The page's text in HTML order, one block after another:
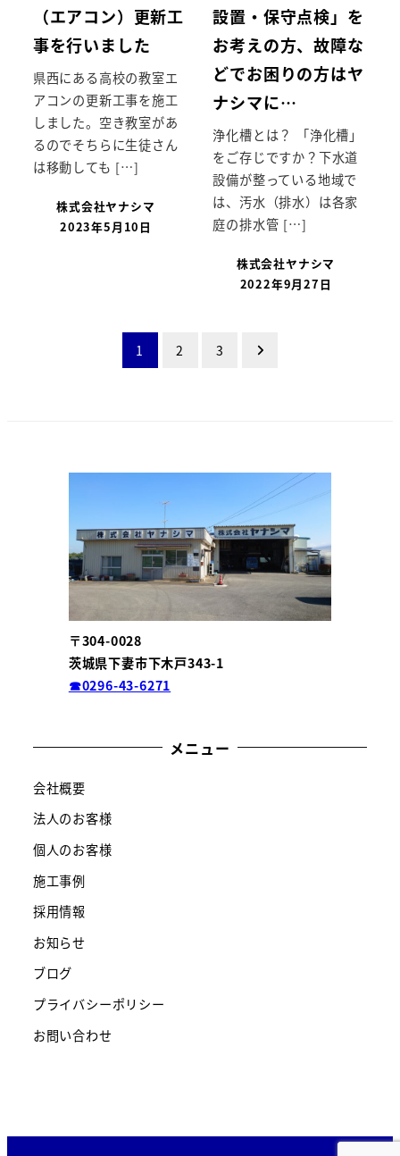
（エアコン）更新工
事を行いました
県西にある高校の教室エ
アコンの更新工事を施工
しました。空き教室があ
るのでそちらに生徒さん
は移動しても […]
株式会社ヤナシマ
2023年5月10日
設置・保守点検」を
お考えの方、故障な
どでお困りの方はヤ
ナシマに…
浄化槽とは？ 「浄化槽」
をご存じですか？下水道
設備が整っている地域で
は、汚水（排水）は各家
庭の排水管 […]
株式会社ヤナシマ
2022年9月27日
1 2 3
〒304-0028
茨城県下妻市下木戸343-1
☎0296-43-6271
メニュー
会社概要
法人のお客様
個人のお客様
施工事例
採用情報
お知らせ
ブログ
プライバシーポリシー
お問い合わせ